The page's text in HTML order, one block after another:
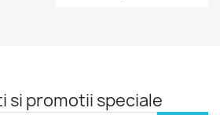
si promotii speciale